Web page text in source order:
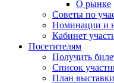
О рынке
Советы по
Номинации и
Кабинет
Посетителям
Получить
Список
План выставки